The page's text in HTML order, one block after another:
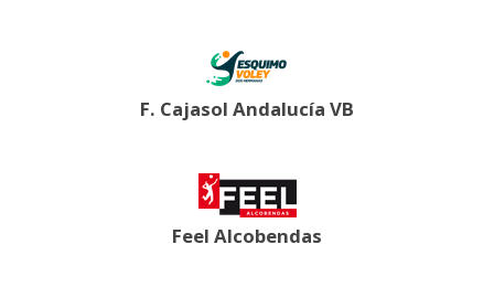
F. Cajasol Andalucía VB
Feel Alcobendas